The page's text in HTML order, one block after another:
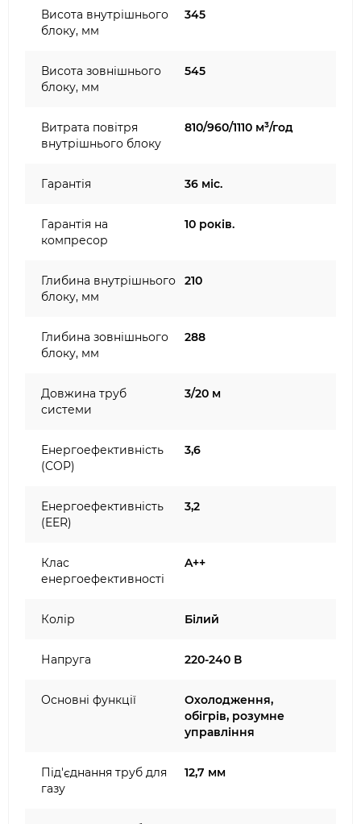
Висота внутрішнього
блоку, мм
345
Висота зовнішнього
блоку, мм
545
Витрата повітря
внутрішнього блоку
810/960/1110 м³/год
Гарантія 36 міс.
Гарантія на
компресор
10 років.
Глибина внутрішнього
блоку, мм
210
Глибина зовнішнього
блоку, мм
288
Довжина труб
системи
3/20 м
Енергоефективність
(COP)
3,6
Енергоефективність
(EER)
3,2
Клас
енергоефективності
A++
Колір Білий
Напруга 220-240 В
Основні функції
Охолодження,
обігрів, розумне
управління
Під'єднання труб для
газу
12,7 мм